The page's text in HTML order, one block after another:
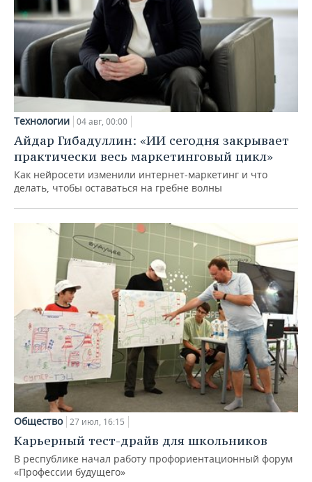
Технологии 04 авг, 00:00
Айдар Гибадуллин: «ИИ сегодня закрывает
практически весь маркетинговый цикл»
Как нейросети изменили интернет-маркетинг и что
делать, чтобы оставаться на гребне волны
Общество 27 июл, 16:15
Карьерный тест-драйв для школьников
В республике начал работу профориентационный форум
«Профессии будущего»